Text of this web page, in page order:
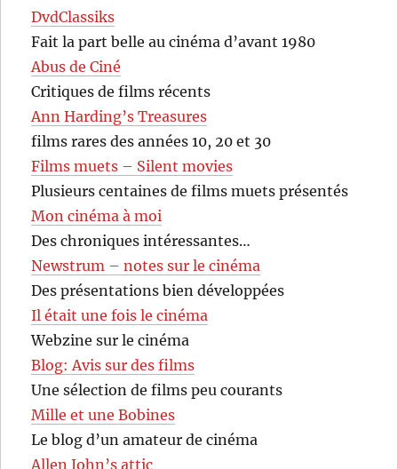
DvdClassiks
Fait la part belle au cinéma d’avant 1980
Abus de Ciné
Critiques de films récents
Ann Harding’s Treasures
films rares des années 10, 20 et 30
Films muets – Silent movies
Plusieurs centaines de films muets présentés
Mon cinéma à moi
Des chroniques intéressantes…
Newstrum – notes sur le cinéma
Des présentations bien développées
Il était une fois le cinéma
Webzine sur le cinéma
Blog: Avis sur des films
Une sélection de films peu courants
Mille et une Bobines
Le blog d’un amateur de cinéma
Allen John’s attic